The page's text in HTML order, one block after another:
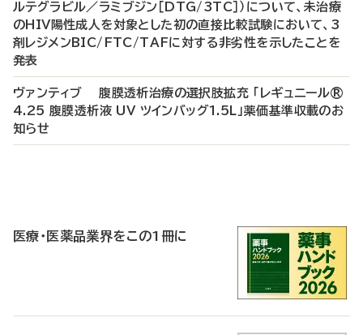
ルテグラビル／ラミブジン［DTG/3TC］）について、未治療
のHIV陽性成人を対象とした初の直接比較試験において、3
剤レジメンBIC/FTC/TAFに対する非劣性を示したことを
発表
ヴァンティブ 腹膜透析治療の選択肢拡充 「レギュニール®
4.25 腹膜透析液 UV ツインバッグ1.5L」薬価基準収載のお
知らせ
医療・医薬品業界をこの1冊に